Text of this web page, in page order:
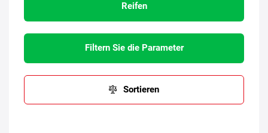
Reifen
Filtern Sie die Parameter
Sortieren